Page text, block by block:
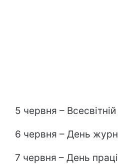
5 червня –
6 червня – День
7 червня – День